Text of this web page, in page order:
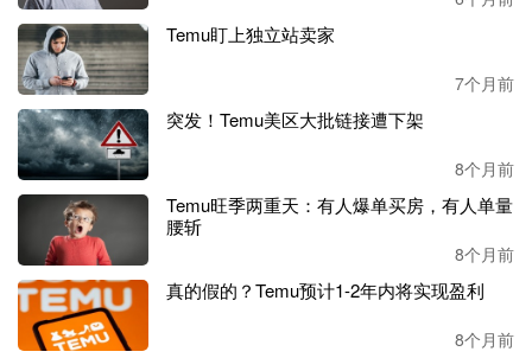
Temu盯上独立站卖家
7个月前
突发！Temu美区大批链接遭下架
8个月前
Temu旺季两重天：有人爆单买房，有人单量
腰斩
8个月前
真的假的？Temu预计1-2年内将实现盈利
8个月前